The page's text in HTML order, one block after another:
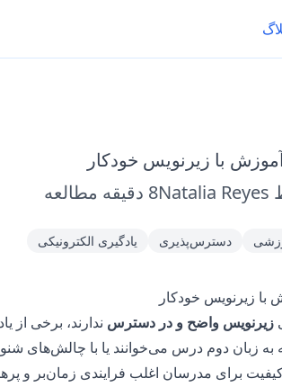
با زیرنویس خودکار
Natalia Reyes
8 دقیقه مطالعه
دسترس‌پذیری یادگیری الکترونیکی
زیرنویس خودکار
زیرنویس واضح و در دسترس ندارند، برخی
به زبان دوم درس می‌خوانند یا با چالش‌های
برای مدرسان اغلب فرایندی زمان‌بر و